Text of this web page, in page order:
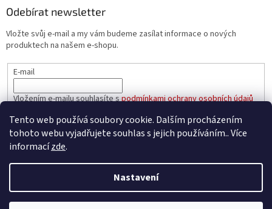
Tento web používá soubory cookie. Dalším procházením
tohoto webu vyjadřujete souhlas s jejich používáním.. Více
informacízde.
Nastavení
Odebírat newsletter
Vložte svůj e-mail a my vám budeme zasílat informace o nových
produktech na našem e-shopu.
E-mail
Vložením e-mailu souhlasíte spodmínkami ochrany osobních údajů
PŘIHLÁSIT SE
Vytvořil Shoptet